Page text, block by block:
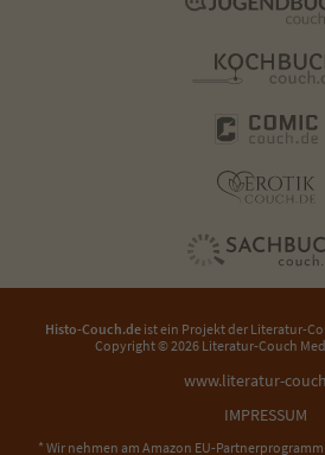
Histo-Couch.de ist ein Projekt der Literatur-
Copyright © 2026 Literatur-Couch
www.literatur-
IMPRESSUM
* Wir nehmen am Amazon EU-